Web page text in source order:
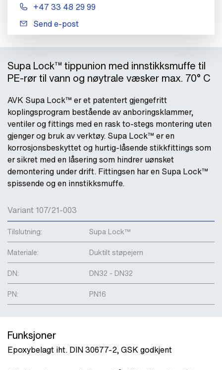
+47 33 48 29 99
Send e-post
Supa Lock™ tippunion med innstikksmuffe til
PE-rør til vann og nøytrale væsker max. 70° C
AVK Supa Lock™ er et patentert gjengefritt
koplingsprogram bestående av anboringsklammer,
ventiler og fittings med en rask to-stegs montering uten
gjenger og bruk av verktøy. Supa Lock™ er en
korrosjonsbeskyttet og hurtig-låsende stikkfittings som
er sikret med en låsering som hindrer uønsket
demontering under drift. Fittingsen har en Supa Lock™
spissende og en innstikksmuffe.
Variant 107/21-003
Tilslutning:
Supa Lock™
Materiale:
Duktilt støpejern
DN:
DN32 - DN32
PN:
PN16
Funksjoner
Epoxybelagt iht. DIN 30677-2, GSK godkjent